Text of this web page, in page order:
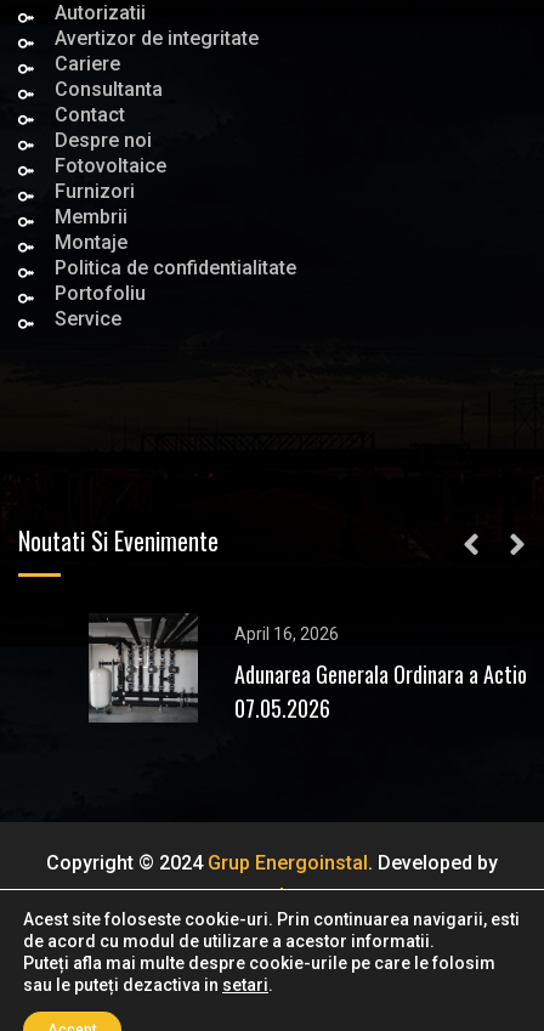
Autorizatii
Avertizor de integritate
Cariere
Consultanta
Contact
Despre noi
Fotovoltaice
Furnizori
Membrii
Montaje
Politica de confidentialitate
Portofoliu
Service
Noutati Si Evenimente
April 16, 2026
Adunarea Generala Ordinara a Actionarilor
07.05.2026
Copyright © 2024 Grup Energoinstal. Developed by
wecode.ro
Acest site foloseste cookie-uri. Prin continuarea navigarii, esti
de acord cu modul de utilizare a acestor informatii.
Puteți afla mai multe despre cookie-urile pe care le folosim
sau le puteți dezactiva in setari.